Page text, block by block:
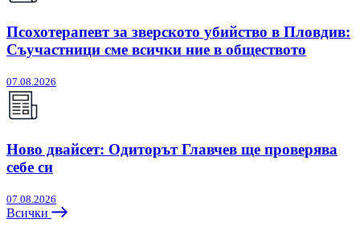
Псохотерапевт за зверското убийство в Пловдив:
Съучастници сме всички ние в обществото
07.08.2026
Ново двайсет: Одиторът Главчев ще проверява
себе си
07.08.2026
Всички